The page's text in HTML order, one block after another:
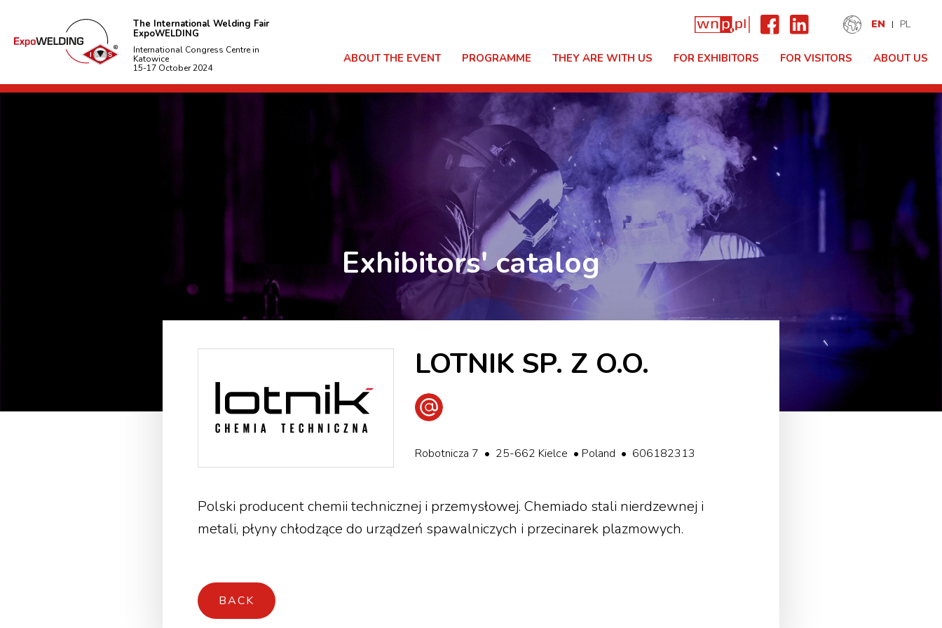
The International Welding Fair
ExpoWELDING
International Congress Centre in
Katowice
15-17 October 2024
EN PL
ABOUT THE EVENT PROGRAMME THEY ARE WITH US FOR EXHIBITORS FOR VISITORS ABOUT US
Exhibitors' catalog
LOTNIK SP. Z O.O.
Robotnicza 7 • 25-662 Kielce • Poland • 606182313
Polski producent chemii technicznej i przemysłowej. Chemiado stali nierdzewnej i
metali, płyny chłodzące do urządzeń spawalniczych i przecinarek plazmowych.
BACK